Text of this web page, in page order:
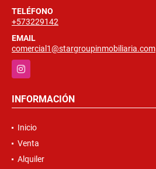
TELÉFONO
+573229142
EMAIL
comercial1@stargroupinmobiliaria.com
Instagram
INFORMACIÓN
Inicio
Venta
Alquiler